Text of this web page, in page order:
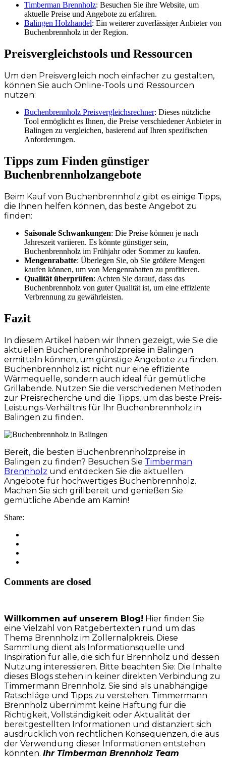
Timberman Brennholz: Besuchen Sie ihre Website, um
aktuelle Preise und Angebote zu erfahren.
Balingen Holzhandel: Ein weiterer zuverlässiger Anbieter von
Buchenbrennholz in der Region.
Preisvergleichstools und Ressourcen
Um den Preisvergleich noch einfacher zu gestalten,
können Sie auch Online-Tools und Ressourcen
nutzen:
Buchenbrennholz Preisvergleichsrechner: Dieses nützliche
Tool ermöglicht es Ihnen, die Preise verschiedener Anbieter in
Balingen zu vergleichen, basierend auf Ihren spezifischen
Anforderungen.
Tipps zum Finden günstiger
Buchenbrennholzangebote
Beim Kauf von Buchenbrennholz gibt es einige Tipps,
die Ihnen helfen können, das beste Angebot zu
finden:
Saisonale Schwankungen: Die Preise können je nach
Jahreszeit variieren. Es könnte günstiger sein,
Buchenbrennholz im Frühjahr oder Sommer zu kaufen.
Mengenrabatte: Überlegen Sie, ob Sie größere Mengen
kaufen können, um von Mengenrabatten zu profitieren.
Qualität überprüfen: Achten Sie darauf, dass das
Buchenbrennholz von guter Qualität ist, um eine effiziente
Verbrennung zu gewährleisten.
Fazit
In diesem Artikel haben wir Ihnen gezeigt, wie Sie die
aktuellen Buchenbrennholzpreise in Balingen
ermitteln können, um günstige Angebote zu finden.
Buchenbrennholz ist nicht nur eine effiziente
Wärmequelle, sondern auch ideal für gemütliche
Grillabende. Nutzen Sie die verschiedenen Methoden
zur Preisrecherche und die Tipps, um das beste Preis-
Leistungs-Verhältnis für Ihr Buchenbrennholz in
Balingen zu finden.
Bereit, die besten Buchenbrennholzpreise in
Balingen zu finden? Besuchen Sie Timberman
Brennholz und entdecken Sie die aktuellen
Angebote für hochwertiges Buchenbrennholz.
Machen Sie sich grillbereit und genießen Sie
gemütliche Abende am Kamin!
Share:
Comments are closed
Willkommen auf unserem Blog! Hier finden Sie
eine Vielzahl von Ratgebertexten rund um das
Thema Brennholz im Zollernalpkreis. Diese
Sammlung dient als Informationsquelle und
Inspiration für alle, die sich für Brennholz und dessen
Nutzung interessieren. Bitte beachten Sie: Die Inhalte
dieses Blogs stehen in keiner direkten Verbindung zu
Timmermann Brennholz. Sie sind als unabhängige
Ratschläge und Tipps zu verstehen. Timmermann
Brennholz übernimmt keine Haftung für die
Richtigkeit, Vollständigkeit oder Aktualität der
bereitgestellten Informationen und distanziert sich
ausdrücklich von rechtlichen Konsequenzen, die aus
der Verwendung dieser Informationen entstehen
könnten. Ihr Timberman Brennholz Team